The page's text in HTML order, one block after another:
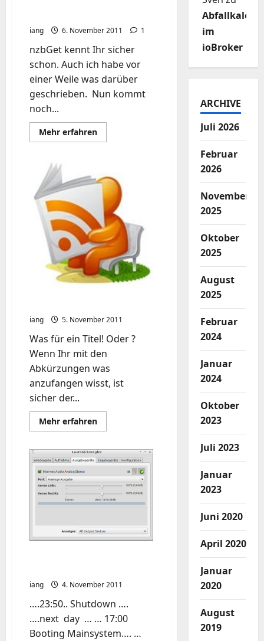
iang 6. November 2011 1
nzbGet kennt Ihr sicher
schon. Auch ich habe vor
einer Weile was darüber
geschrieben. Nun kommt
noch...
Mehr erfahrenMehr
Informationen
Chrome
(grafisches
Interface)
iang 5. November 2011
Was für ein Titel! Oder ?
Wenn Ihr mit den
Abkürzungen was
anzufangen wisst, ist
sicher der...
Mehr erfahrenMehr
Informationen
rss
via
iang 4. November 2011
….23:50.. Shutdown ….
….next day … … 17:00
Booting Mainsystem…. …
im
ioBroker
ARCHIVE
Juli 2026
Februar
2026
November
2025
Oktober
2025
August
2025
Februar
2024
Januar
2024
Oktober
2023
Juli 2023
Januar
2023
Juni 2020
April 2020
Januar
2020
August
2019